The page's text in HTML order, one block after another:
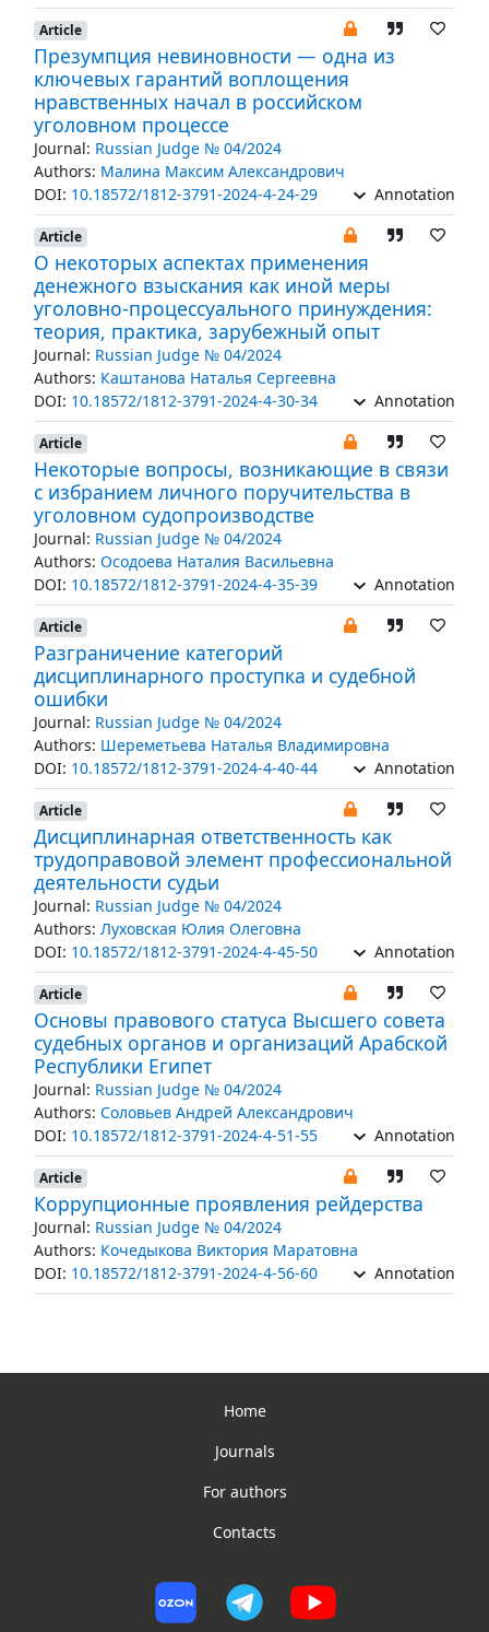
Article
Презумпция невиновности — одна из
ключевых гарантий воплощения
нравственных начал в российском
уголовном процессе
Journal: Russian Judge № 04/2024
Authors: Малина Максим Александрович
DOI: 10.18572/1812-3791-2024-4-24-29 Annotation
Article
О некоторых аспектах применения
денежного взыскания как иной меры
уголовно-процессуального принуждения:
теория, практика, зарубежный опыт
Journal: Russian Judge № 04/2024
Authors: Каштанова Наталья Сергеевна
DOI: 10.18572/1812-3791-2024-4-30-34 Annotation
Article
Некоторые вопросы, возникающие в связи
с избранием личного поручительства в
уголовном судопроизводстве
Journal: Russian Judge № 04/2024
Authors: Осодоева Наталия Васильевна
DOI: 10.18572/1812-3791-2024-4-35-39 Annotation
Article
Разграничение категорий
дисциплинарного проступка и судебной
ошибки
Journal: Russian Judge № 04/2024
Authors: Шереметьева Наталья Владимировна
DOI: 10.18572/1812-3791-2024-4-40-44 Annotation
Article
Дисциплинарная ответственность как
трудоправовой элемент профессиональной
деятельности судьи
Journal: Russian Judge № 04/2024
Authors: Луховская Юлия Олеговна
DOI: 10.18572/1812-3791-2024-4-45-50 Annotation
Article
Основы правового статуса Высшего совета
судебных органов и организаций Арабской
Республики Египет
Journal: Russian Judge № 04/2024
Authors: Соловьев Андрей Александрович
DOI: 10.18572/1812-3791-2024-4-51-55 Annotation
Article
Коррупционные проявления рейдерства
Journal: Russian Judge № 04/2024
Authors: Кочедыкова Виктория Маратовна
DOI: 10.18572/1812-3791-2024-4-56-60 Annotation
Home
Journals
For authors
Contacts